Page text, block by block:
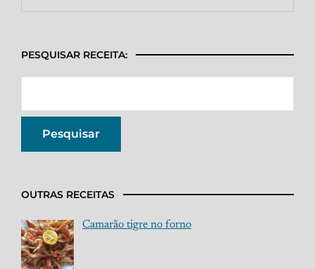
PESQUISAR RECEITA:
OUTRAS RECEITAS
Camarão tigre no forno